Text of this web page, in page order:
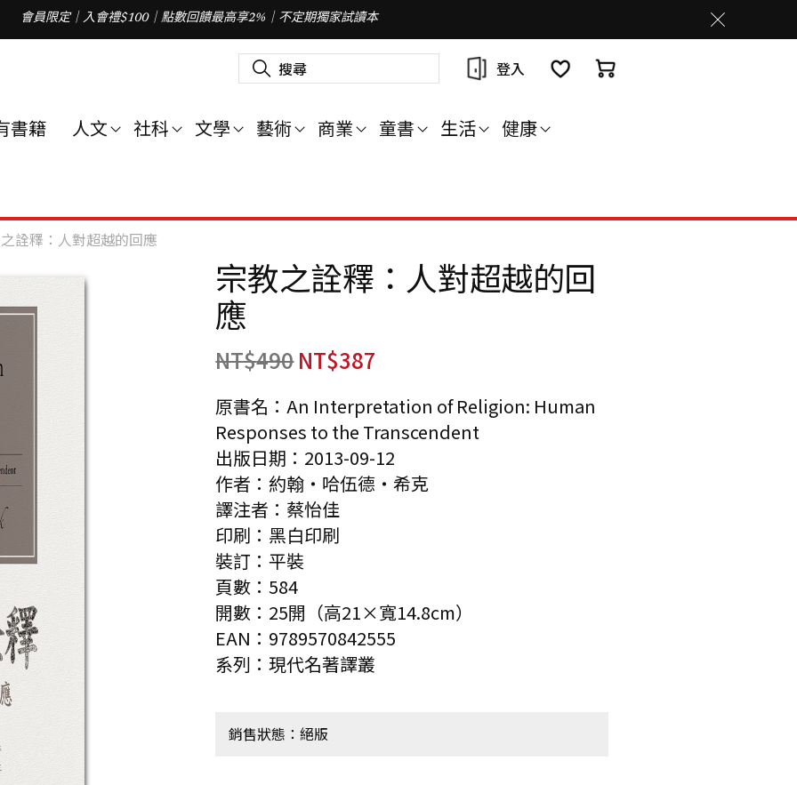
會員限定｜入會禮$100｜點數回饋最高享2%｜不定期獨家試讀本
搜
尋
字
登入
書籍 人文 社科 文學 藝術 商業 童書 生活 健康
詮釋：人對超越的回應
宗教之詮釋：人對超越的回
應
NT$490NT$387
原書名：An Interpretation of Religion: Human
Responses to the Transcendent
出版日期：2013-09-12
作者：約翰‧哈伍德‧希克
譯注者：蔡怡佳
印刷：黑白印刷
裝訂：平裝
頁數：584
開數：25開（高21×寬14.8cm）
EAN：9789570842555
系列：現代名著譯叢
銷售狀態：絕版